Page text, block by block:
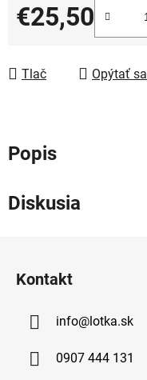
€25,50
Jednotková cena:
Tlač Opýtať sa
Popis
Diskusia
Kontakt
info@lotka.sk
0907 444 131